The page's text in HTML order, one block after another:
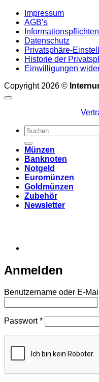
Impressum
AGB’s
Datenschutz
Privatsphäre-
Historie der
Einwilligungen
Copyright 2026 ©
Suchen
nach:
Münzen
Banknoten
Notgeld
Euromünzen
Goldmünzen
Zubehör
Newsletter
Anmelden
Benutzername oder E-
Passwort*Erforderlich